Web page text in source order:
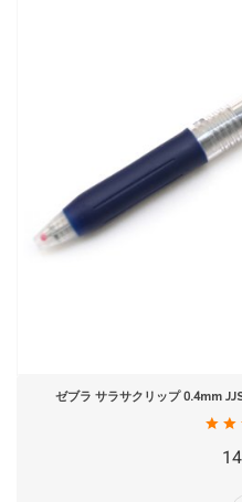
ゼブラ サラサクリップ 0.4mm